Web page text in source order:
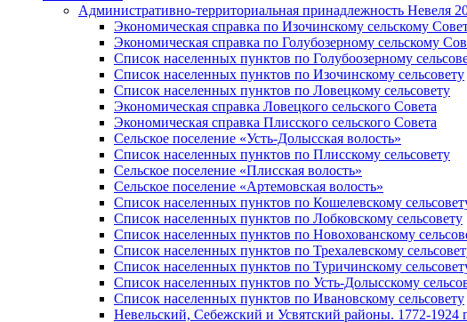
Административно-территориальная принадлежность Невеля
Экономическая справка по Изочинскому сельскому
Экономическая справка по Голубозерному сельскому
Список населенных пунктов по Голубоозерному
Список населенных пунктов по Изочинскому сельсовету
Список населенных пунктов по Ловецкому сельсовету
Экономическая справка Ловецкого сельского Совета
Экономическая справка Плисского сельского Совета
Сельское поселение «Усть-Долысская волость»
Список населенных пунктов по Плисскому сельсовету
Сельское поселение «Плисская волость»
Сельское поселение «Артемовская волость»
Список населенных пунктов по Кошелевскому
Список населенных пунктов по Лобковскому сельсовету
Список населенных пунктов по Новохованскому
Список населенных пунктов по Трехалевскому
Список населенных пунктов по Туричинскому
Список населенных пунктов по Усть-Долысскому
Список населенных пунктов по Ивановскому сельсовету
Невельский, Себежский и Усвятский районы. 1772-1924